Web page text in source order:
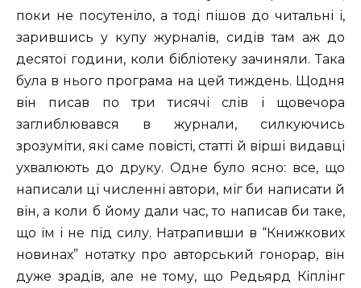
поки не посутеніло, а тоді пішов до читальні і,
зарившись у купу журналів, сидів там аж до
десятої години, коли бібліотеку зачиняли. Така
була в нього програма на цей тиждень. Щодня
він писав по три тисячі слів і щовечора
заглиблювався в журнали, силкуючись
зрозуміти, які саме повісті, статті й вірші видавці
ухвалюють до друку. Одне було ясно: все, що
написали ці численні автори, міг би написати й
він, а коли б йому дали час, то написав би таке,
що їм і не під силу. Натрапивши в “Книжкових
новинах” нотатку про авторський гонорар, він
дуже зрадів, але не тому, що Редьярд Кіплінг